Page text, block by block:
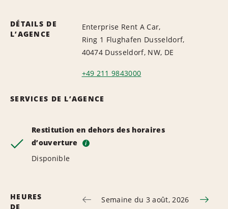
DÉTAILS DE
L’AGENCE
Enterprise Rent A Car,
Ring 1 Flughafen Dusseldorf,
40474 Dusseldorf, NW, DE
+49 211 9843000
SERVICES DE L’AGENCE
Restitution en dehors des horaires
d’ouverture
i
Disponible
HEURES
DE
Semaine du 3 août, 2026